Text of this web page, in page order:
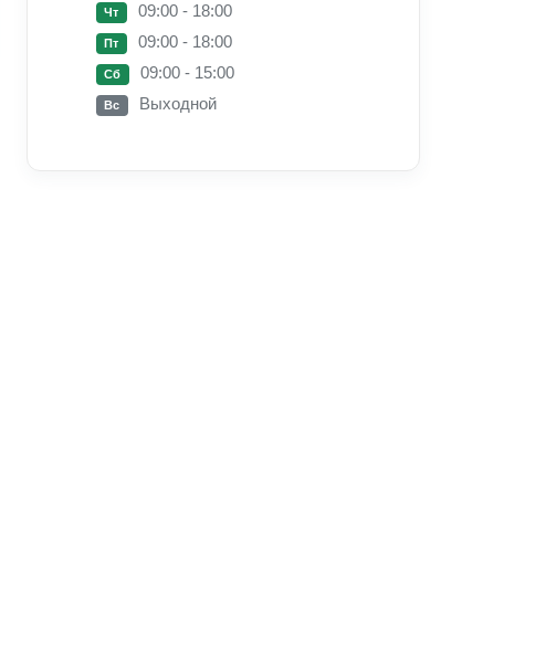
Чт 09:00 - 18:00
Пт 09:00 - 18:00
Сб 09:00 - 15:00
Вс Выходной